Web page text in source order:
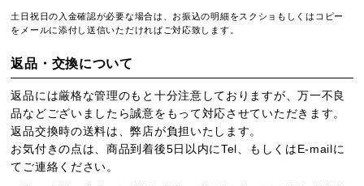
土日祝日の入金確認が必要な場合は、お振込の明細をスクショもしくはコピー
をメールに添付し送信いただければご対応致します。
返品・交換について
返品には厳格な管理のもと十分注意しておりますが、万一不良
品などございましたら誠意をもって対応させていただきます。
返品交換時の送料は、弊店が負担いたします。
お気付きの点は、商品到着後5日以内にTel、もしくはE-mailに
てご連絡ください。